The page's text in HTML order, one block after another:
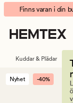
Marvie
kuddfodral
multi/blå
Animerad
banner.
Klicka
på
att
Finns varan i din
Kuddar & Plädar
Nyhet -40%